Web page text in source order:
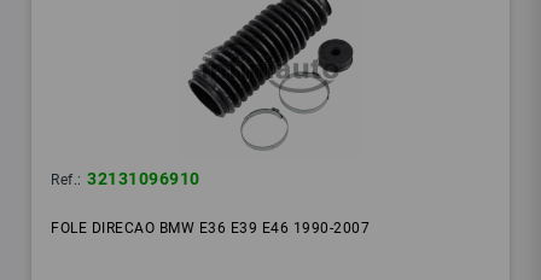
Ref.: 32131096910
FOLE DIRECAO BMW E36 E39 E46 1990-2007